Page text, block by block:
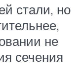
стали, но
не
сечения